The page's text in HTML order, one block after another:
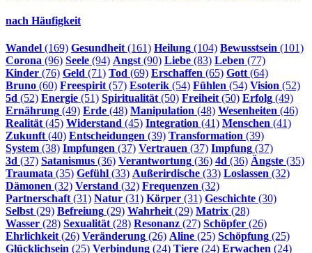
nach Häufigkeit
Wandel (169) Gesundheit(161) Heilung (104) Bewusstsein (101)
Corona (96) Seele (94) Angst(90) Liebe (83) Leben (77)
Kinder (76) Geld (71) Tod (69) Erschaffen (65) Gott(64)
Bruno (60) Freespirit(57) Esoterik (54) Fühlen (54) Vision (52)
5d (52) Energie (51) Spiritualität(50) Freiheit(50) Erfolg (49)
Ernährung (49) Erde (48) Manipulation (48) Wesenheiten (46)
Realität(45) Widerstand (45) Integration (41) Menschen (41)
Zukunft(40) Entscheidungen (39) Transformation (39)
System (38) Impfungen (37) Vertrauen (37) Impfung (37)
3d (37) Satanismus (36) Verantwortung (36) 4d (36) Ängste (35)
Traumata (35) Gefühl (33) Außerirdische (33) Loslassen (32)
Dämonen (32) Verstand (32) Frequenzen (32)
Partnerschaft(31) Natur (31) Körper (31) Geschichte (30)
Selbst(29) Befreiung (29) Wahrheit(29) Matrix (28)
Wasser (28) Sexualität(28) Resonanz (27) Schöpfer (26)
Ehrlichkeit(26) Veränderung (26) Aline (25) Schöpfung (25)
Glücklichsein (25) Verbindung (24) Tiere (24) Erwachen (24)